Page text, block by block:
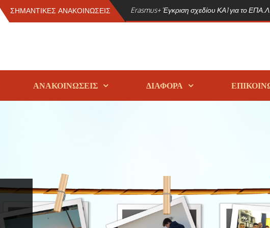
ΣΗΜΑΝΤΙΚΕΣ ΑΝΑΚΟΙΝΩΣΕΙΣ Erasmus+ Έγκριση σχεδίου ΚΑ1 για το ΕΠΑ.Λ
ΑΝΑΚΟΙΝΩΣΕΙΣ ΔΙΑΦΟΡΑ